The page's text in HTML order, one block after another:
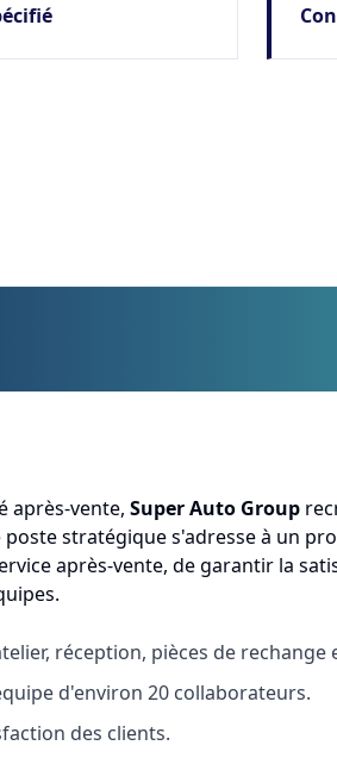
après-vente, Super Auto Group
poste stratégique s'adresse à un
après-vente, de garantir la
réception, pièces de rechange
d'environ 20 collaborateurs.
des clients.